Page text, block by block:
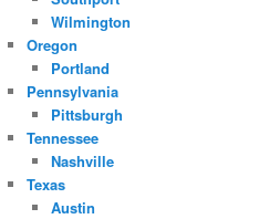
Wilmington
Oregon
Portland
Pennsylvania
Pittsburgh
Tennessee
Nashville
Texas
Austin